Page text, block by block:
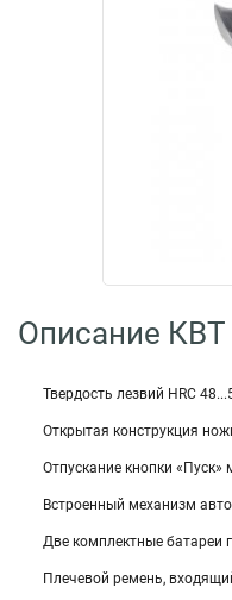
Описание КВТ
Твердость лезвий HRC
Открытая конструкция
Отпускание кнопки «Пуск»
Встроенный механизм
Две комплектные батареи
Плечевой ремень,